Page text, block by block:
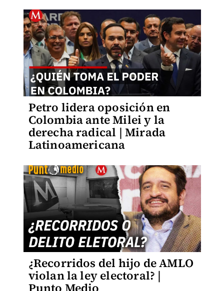
Petro lidera oposición en
Colombia ante Milei y la
derecha radical | Mirada
Latinoamericana
¿Recorridos del hijo de AMLO
violan la ley electoral? |